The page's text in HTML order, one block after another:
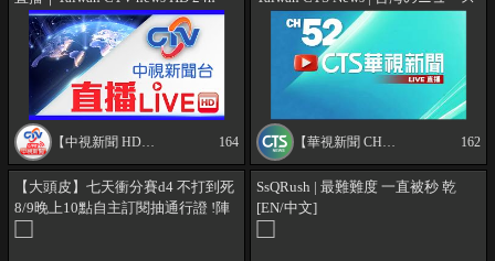
live news |台湾のCTV ニュースHD
대만 24시간 뉴스채널 | (生放送)
【中視新聞 HD直播頻道｜Taiwan CTV news HD Live】 164
を24時間配信 | 대만 24시간 뉴스채
널 | 24小時 線上看 LIVE新聞【On
【華視新聞 CH52】 162
【大頭皮】七天衝分賽d4 不打到死
8/9晚上10點自主訂閱抽通行證 !陣
SsQRush | 最難難度 一直被秒 乾
[EN/中文]